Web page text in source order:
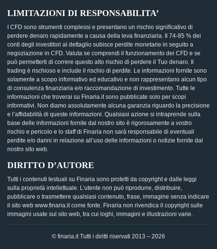
LIMITAZIONI DI RESPONSABILITA’
I CFD sono strumenti complessi e presentano un rischio significativo di
perdere denaro rapidamente a causa della leva finanziaria. Il 74-85 % dei
conti degli investitori al dettaglio subisce perdite monetarie in seguito a
negoziazione in CFD. Valuta se comprendi il funzionamento dei CFD e se
può permetterti di correre questo alto rischio di perdere il Tuo denaro. Il
trading è rischioso e include il rischio di perdite. Le informazioni fornite sono
solamente a scopo informativo ed educativo e non rappresentano alcun tipo
di consulenza finanziaria e/o raccomandazione di investimento. Tutte le
informazioni che troverai su Finaria.it sono pubblicate solo per scopi
informativi. Non diamo assolutamente alcuna garanzia riguardo la precisione
e l’affidabilità di queste informazioni. Qualsiasi azione si intraprende sulla
base delle informazioni fornite dal nostro sito è rigorosamente a vostro
rischio e pericolo e lo staff di Finaria non sarà responsabile di eventuali
perdite e/o danni in relazione all’uso delle informazioni o notizie fornite dal
nostro sito web.
DIRITTO D’AUTORE
Tutti i contenuti testuali su Finaria sono protetti da copyright e dalle leggi
sulla proprietà intellettuale. L’utente non può riprodurre, distribuire,
pubblicare o trasmettere qualsiasi contenuto, frase, immagine senza indicare
il sito web www.finaria.it come fonte. Finaria non rivendica il copyright sulle
immagini usate sul sito web, tra cui loghi, immagini e illustrazioni varie.
© finaria.it Tutti i diritti riservati 2013 – 2026